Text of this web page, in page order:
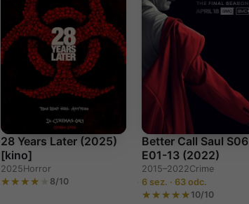
28 Years Later (2025)
[kino]
2025Horror
8/10
Better Call Saul S06
E01-13 (2022)
2015–2022Crime
6 sez. · 63 odc.
10/10